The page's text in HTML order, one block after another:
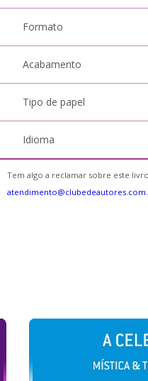
Formato
Acabamento
Tipo de papel
Idioma
Tem algo a reclamar sobre este